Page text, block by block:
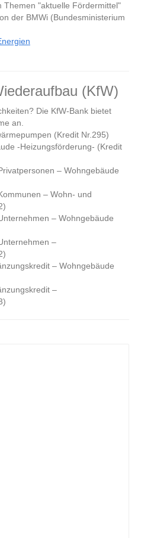
Themen "aktuelle Fördermittel"
der BMWi (Bundesministerium
(KfW)
Die KfW-Bank bietet
an.
(Kredit Nr. 295)
-Heizungsförderung- (Kredit
– Wohngebäude
– Wohn- und
– Wohngebäude
–
– Wohngebäude
–